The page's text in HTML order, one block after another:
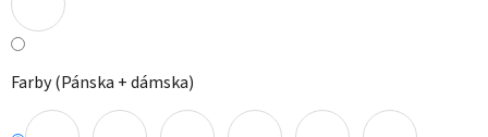
Farby (Pánska + dámska)